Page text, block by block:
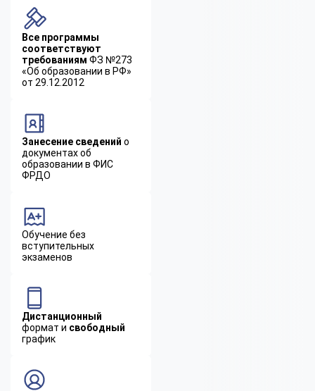
Все программы
соответствуют
требованиям ФЗ №273
«Об образовании в РФ»
от 29.12.2012
Занесение сведений о
документах об
образовании в ФИС
ФРДО
Обучение без
вступительных
экзаменов
Дистанционный
формат и свободный
график